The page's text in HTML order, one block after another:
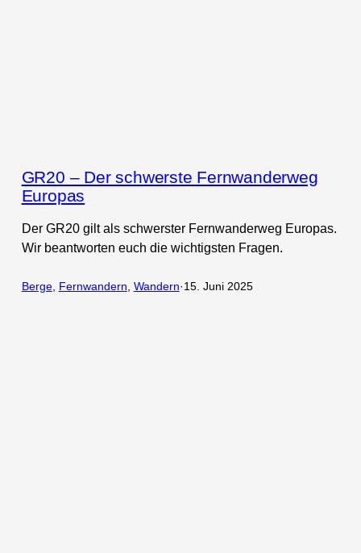
GR20 – Der schwerste Fernwanderweg
Europas
Der GR20 gilt als schwerster Fernwanderweg Europas.
Wir beantworten euch die wichtigsten Fragen.
Berge, Fernwandern Wandern·15. Juni 2025